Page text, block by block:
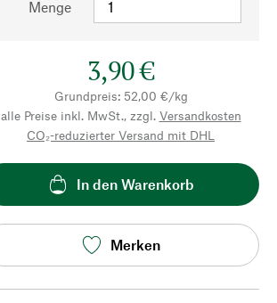
Menge
3,90 €
Grundpreis: 52,00 €/kg
alle Preise inkl. MwSt., zzgl. Versandkosten
CO₂-reduzierter Versand mit DHL
In den Warenkorb
Merken